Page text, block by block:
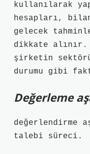
kullanılarak
hesapları,
gelecek
dikkate alınır.
şirketin
durumu gibi
Değerleme
değerlendirme
talebi süreci.